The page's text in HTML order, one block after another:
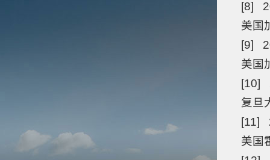
[8]
美国
[9]
美国
[10]
复旦
[11]
美国